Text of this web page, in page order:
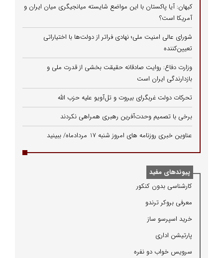
کیهان: آیا پاکستان با این مواضع شایسته میانجیگری میان ایران و
آمریکا است؟
شورای عالی امنیت ملی؛ نهادی فراتر از دولت‌ها با اختیاراتی
تعیین‌کننده
وزارت دفاع: روایت صادقانه حقیقت بخشی از قدرت ملی و
بازدارندگی ایران است
تحرکات دولت غربگرای بیروت و تل‌آویو علیه حزب الله
برخی با تصمیم وحدت‌آفرین رهبری همراهی نکردند
عناوین خبری روزنامه های امروز شنبه 17 مردادماه/ ببینید
پیوندهای مفید
كارشناسی بدون كنكور
معرفی بروكر ترندو
خرید اسپرسو ساز
پارتیشن اداری
سرویس خواب دو نفره